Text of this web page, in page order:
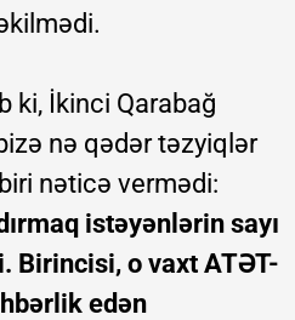
ki, İkinci Qarabağ
nə qədər təzyiqlər
nəticə vermədi:
istəyənlərin sayı
Birincisi, o vaxt ATƏT-
edən